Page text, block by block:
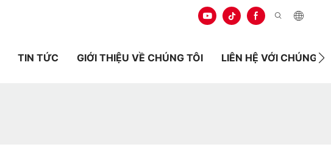
TIN TỨC GIỚI THIỆU VỀ CHÚNG TÔI LIÊN HỆ VỚI CHÚNG